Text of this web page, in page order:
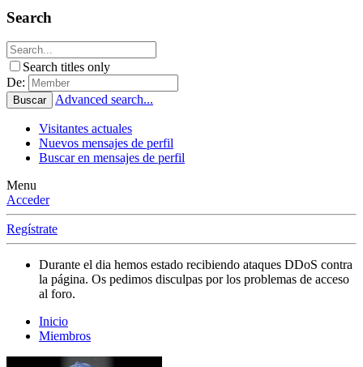
Search
Search titles only
De:
Buscar Advanced search...
Visitantes actuales
Nuevos mensajes de perfil
Buscar en mensajes de perfil
Menu
Acceder
Regístrate
Durante el dia hemos estado recibiendo ataques DDoS contra
la página. Os pedimos disculpas por los problemas de acceso
al foro.
Inicio
Miembros